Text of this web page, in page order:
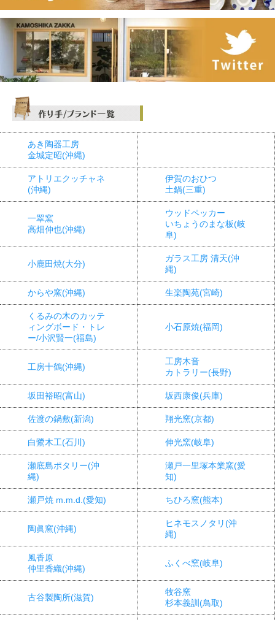
あき陶器工房
金城定昭(沖縄)
アトリエクッチャネ
(沖縄)
伊賀のおひつ
土鍋(三重)
一翠窯
高畑伸也(沖縄)
ウッドペッカー
いちょうのまな板(岐
阜)
小鹿田焼(大分)
ガラス工房 清天(沖
縄)
からや窯(沖縄) 生楽陶苑(宮崎)
くるみの木のカッテ
ィングボード・トレ
ー/小沢賢一(福島)
小石原焼(福岡)
工房十鶴(沖縄)
工房木音
カトラリー(長野)
坂田裕昭(富山) 坂西康俊(兵庫)
佐渡の鍋敷(新潟) 翔光窯(京都)
白鷺木工(石川) 伸光窯(岐阜)
瀬底島ポタリー(沖
縄)
瀬戸一里塚本業窯(愛
知)
瀬戸焼 m.m.d.(愛知) ちひろ窯(熊本)
陶眞窯(沖縄)
ヒネモスノタリ(沖
縄)
風香原
仲里香織(沖縄)
ふくべ窯(岐阜)
古谷製陶所(滋賀)
牧谷窯
杉本義訓(鳥取)